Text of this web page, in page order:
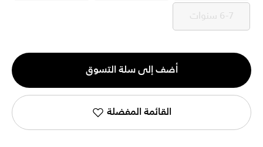
6-7 سنوات 6-7 سنوات
الكمية
1
أضف إلى سلة التسوق
القائمة المفضلة